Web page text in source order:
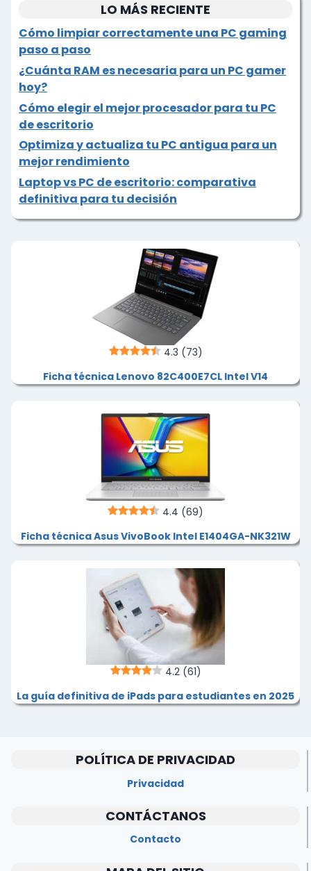
LO MÁS RECIENTE
Cómo limpiar correctamente una PC gaming
paso a paso
¿Cuánta RAM es necesaria para un PC gamer
hoy?
Cómo elegir el mejor procesador para tu PC
de escritorio
Optimiza y actualiza tu PC antigua para un
mejor rendimiento
Laptop vs PC de escritorio: comparativa
definitiva para tu decisión
4.3 (73)
Ficha técnica Lenovo 82C400E7CL Intel V14
4.4 (69)
Ficha técnica Asus VivoBook Intel E1404GA-NK321W
4.2 (61)
La guía definitiva de iPads para estudiantes en 2025
POLÍTICA DE PRIVACIDAD
Privacidad
CONTÁCTANOS
Contacto